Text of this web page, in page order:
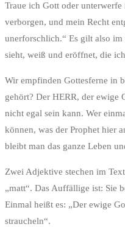
Traue ich Gott oder
verborgen, und mein Recht
unerforschlich.“ Es gilt also im
sieht, weiß und eröffnet, die
Wir empfinden Gottesferne in
gehört? Der HERR, der ewige
nicht egal sein kann. Wer
können, was der Prophet hier
bleibt man das ganze Leben
Zwei Adjektive stechen im
„matt“. Das Auffällige ist: Sie
Einmal heißt es: „Der ewige
straucheln“.